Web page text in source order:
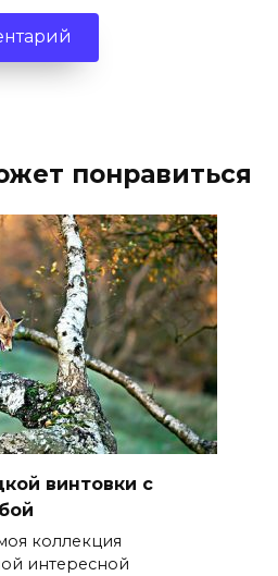
понравиться
винтовки с
коллекция
интересной